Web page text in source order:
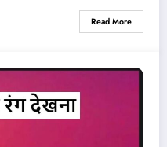
Read More